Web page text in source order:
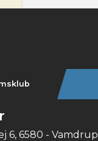
6, 6580 - Vamdrup